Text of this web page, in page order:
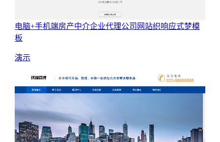
电脑+手机端房产中介企业代理公司网站织响应式梦模
板
演示